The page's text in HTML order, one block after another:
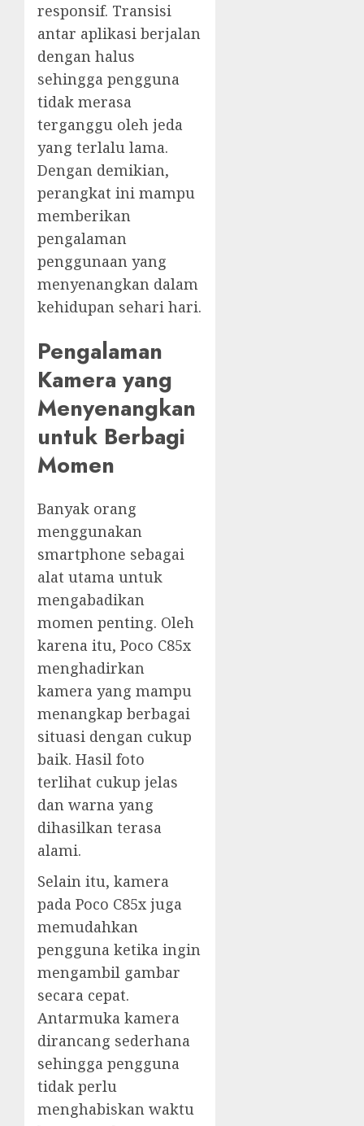
responsif. Transisi
antar aplikasi berjalan
dengan halus
sehingga pengguna
tidak merasa
terganggu oleh jeda
yang terlalu lama.
Dengan demikian,
perangkat ini mampu
memberikan
pengalaman
penggunaan yang
menyenangkan dalam
kehidupan sehari hari.
Pengalaman
Kamera yang
Menyenangkan
untuk Berbagi
Momen
Banyak orang
menggunakan
smartphone sebagai
alat utama untuk
mengabadikan
momen penting. Oleh
karena itu, Poco C85x
menghadirkan
kamera yang mampu
menangkap berbagai
situasi dengan cukup
baik. Hasil foto
terlihat cukup jelas
dan warna yang
dihasilkan terasa
alami.
Selain itu, kamera
pada Poco C85x juga
memudahkan
pengguna ketika ingin
mengambil gambar
secara cepat.
Antarmuka kamera
dirancang sederhana
sehingga pengguna
tidak perlu
menghabiskan waktu